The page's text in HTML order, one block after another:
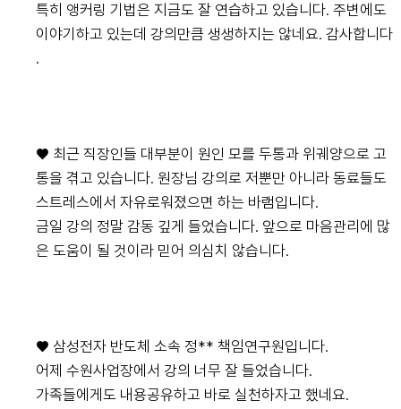
특히 앵커링 기법은 지금도 잘 연습하고 있습니다. 주변에도
이야기하고 있는데 강의만큼 생생하지는 않네요. 감사합니다
.
♥ 최근 직장인들 대부분이 원인 모를 두통과 위궤양으로 고
통을 겪고 있습니다. 원장님 강의로 저뿐만 아니라 동료들도
스트레스에서 자유로워졌으면 하는 바램입니다.
금일 강의 정말 감동 깊게 들었습니다. 앞으로 마음관리에 많
은 도움이 될 것이라 믿어 의심치 않습니다.
♥ 삼성전자 반도체 소속 정** 책임연구원입니다.
어제 수원사업장에서 강의 너무 잘 들었습니다.
가족들에게도 내용공유하고 바로 실천하자고 했네요.